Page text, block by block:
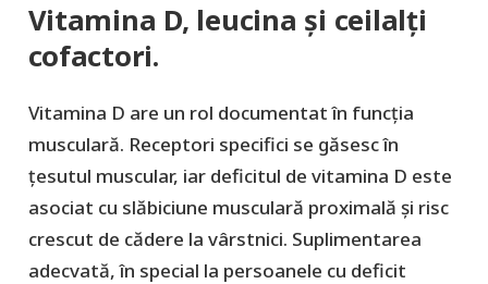
Vitamina D, leucina și ceilalți
cofactori.
Vitamina D are un rol documentat în funcția
musculară. Receptori specifici se găsesc în
țesutul muscular, iar deficitul de vitamina D este
asociat cu slăbiciune musculară proximală și risc
crescut de cădere la vârstnici. Suplimentarea
adecvată, în special la persoanele cu deficit